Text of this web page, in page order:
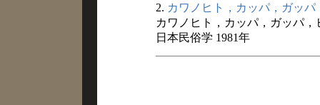
2. カワノヒト，カッパ，ガッパ
カワノヒト，カッパ，ガッパ，
日本民俗学 1981年